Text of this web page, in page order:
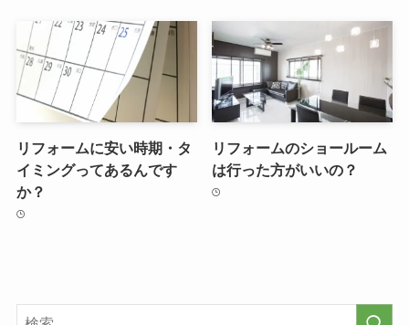
リフォームに安い時期・タ
イミングってあるんです
か？
リフォームのショールーム
は行った方がいいの？